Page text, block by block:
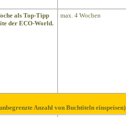
als Top-Tipp
der ECO-World.
max. 4 Wochen
Anzahl von Buchtiteln einspeisen)